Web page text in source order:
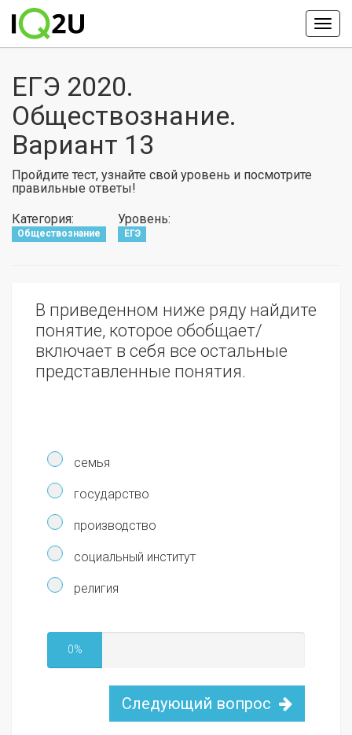
ЕГЭ 2020.
Обществознание.
Вариант 13
Пройдите тест, узнайте свой уровень и посмотрите
правильные ответы!
Категория:
Обществознание
Уровень:
ЕГЭ
В приведенном ниже ряду найдите
понятие, которое обобщает/
включает в себя все остальные
представленные понятия.
семья
государство
производство
социальный институт
религия
0%
Следующий вопрос